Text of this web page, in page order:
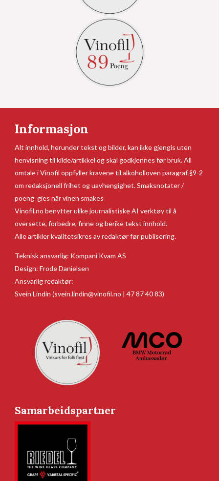
Informasjon
Alt innhold, herunder tekst og bilder, kan ikke gjengis uten
henvisning til kilde/artikkel og skal godkjennes før bruk. All
omtale i Vinofil oppfyller kravene til alkoholloven paragraf §9-2
om redaksjonell frihet og uavhengighet. Smaksnotater /
poeng gies når vinen smakes
Vinofil.no benytter ulike journalistiske AI verktøy til å
oversette, forbedre, finne og berike tekst innhold.
Alle artikler kvalitetsikres av redaktør før publisering.
Teknisk ansvarlig: Kompani Kvam AS
Design: Frode Danielsen
Ansvarlig redaktør:
Svein Lindin (svein.lindin@vinofil.no | 47 87 40 83)
Samarbeidspartner